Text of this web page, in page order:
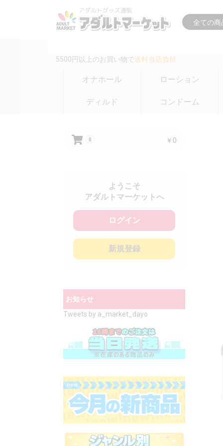
5500円以上のお買い物で送料当店負担
オナホール ローション
ディルド コンドーム
0 ￥0
ようこそ
アダルトマーケットへ
ログイン
新規登録
お知らせ
Tweets by a_market_dayo